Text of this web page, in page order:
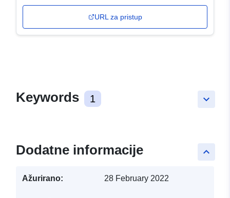
URL za pristup
keyboard_arrow_down
Keywords 1
keyboard_arrow_up
Dodatne informacije
Ažurirano: 28 February 2022